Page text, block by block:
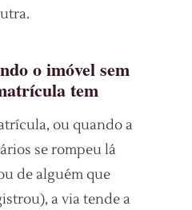
o imóvel sem
tem
ou quando a
se rompeu lá
de alguém que
a via tende a